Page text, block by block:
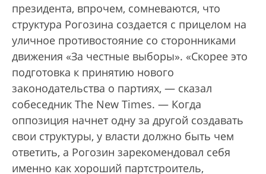
президента, впрочем, сомневаются, что
структура Рогозина создается с прицелом на
уличное противостояние со сторонниками
движения «За честные выборы». «Скорее это
подготовка к принятию нового
законодательства о партиях, — сказал
собеседник The New Times. — Когда
оппозиция начнет одну за другой создавать
свои структуры, у власти должно быть чем
ответить, а Рогозин зарекомендовал себя
именно как хороший партстроитель,